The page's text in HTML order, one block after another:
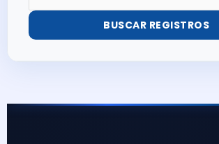
BUSCAR REGISTROS